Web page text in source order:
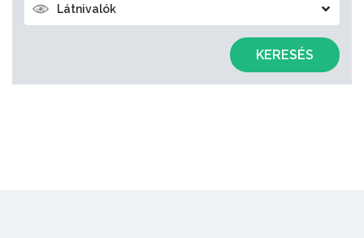
Látnivalók
KERESÉS